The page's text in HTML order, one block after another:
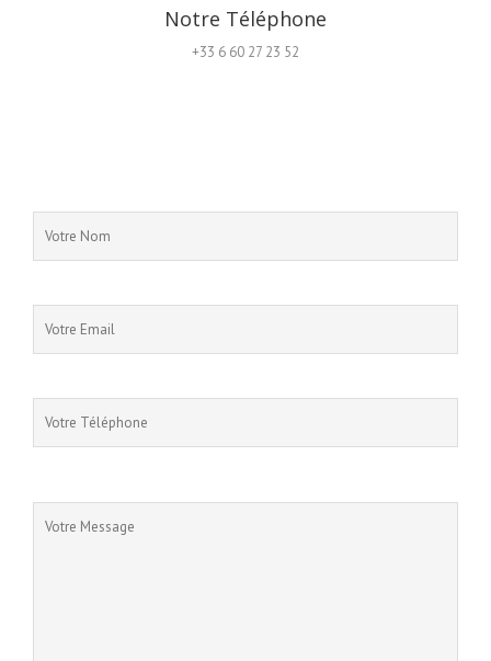
Notre Téléphone
+33 6 60 27 23 52